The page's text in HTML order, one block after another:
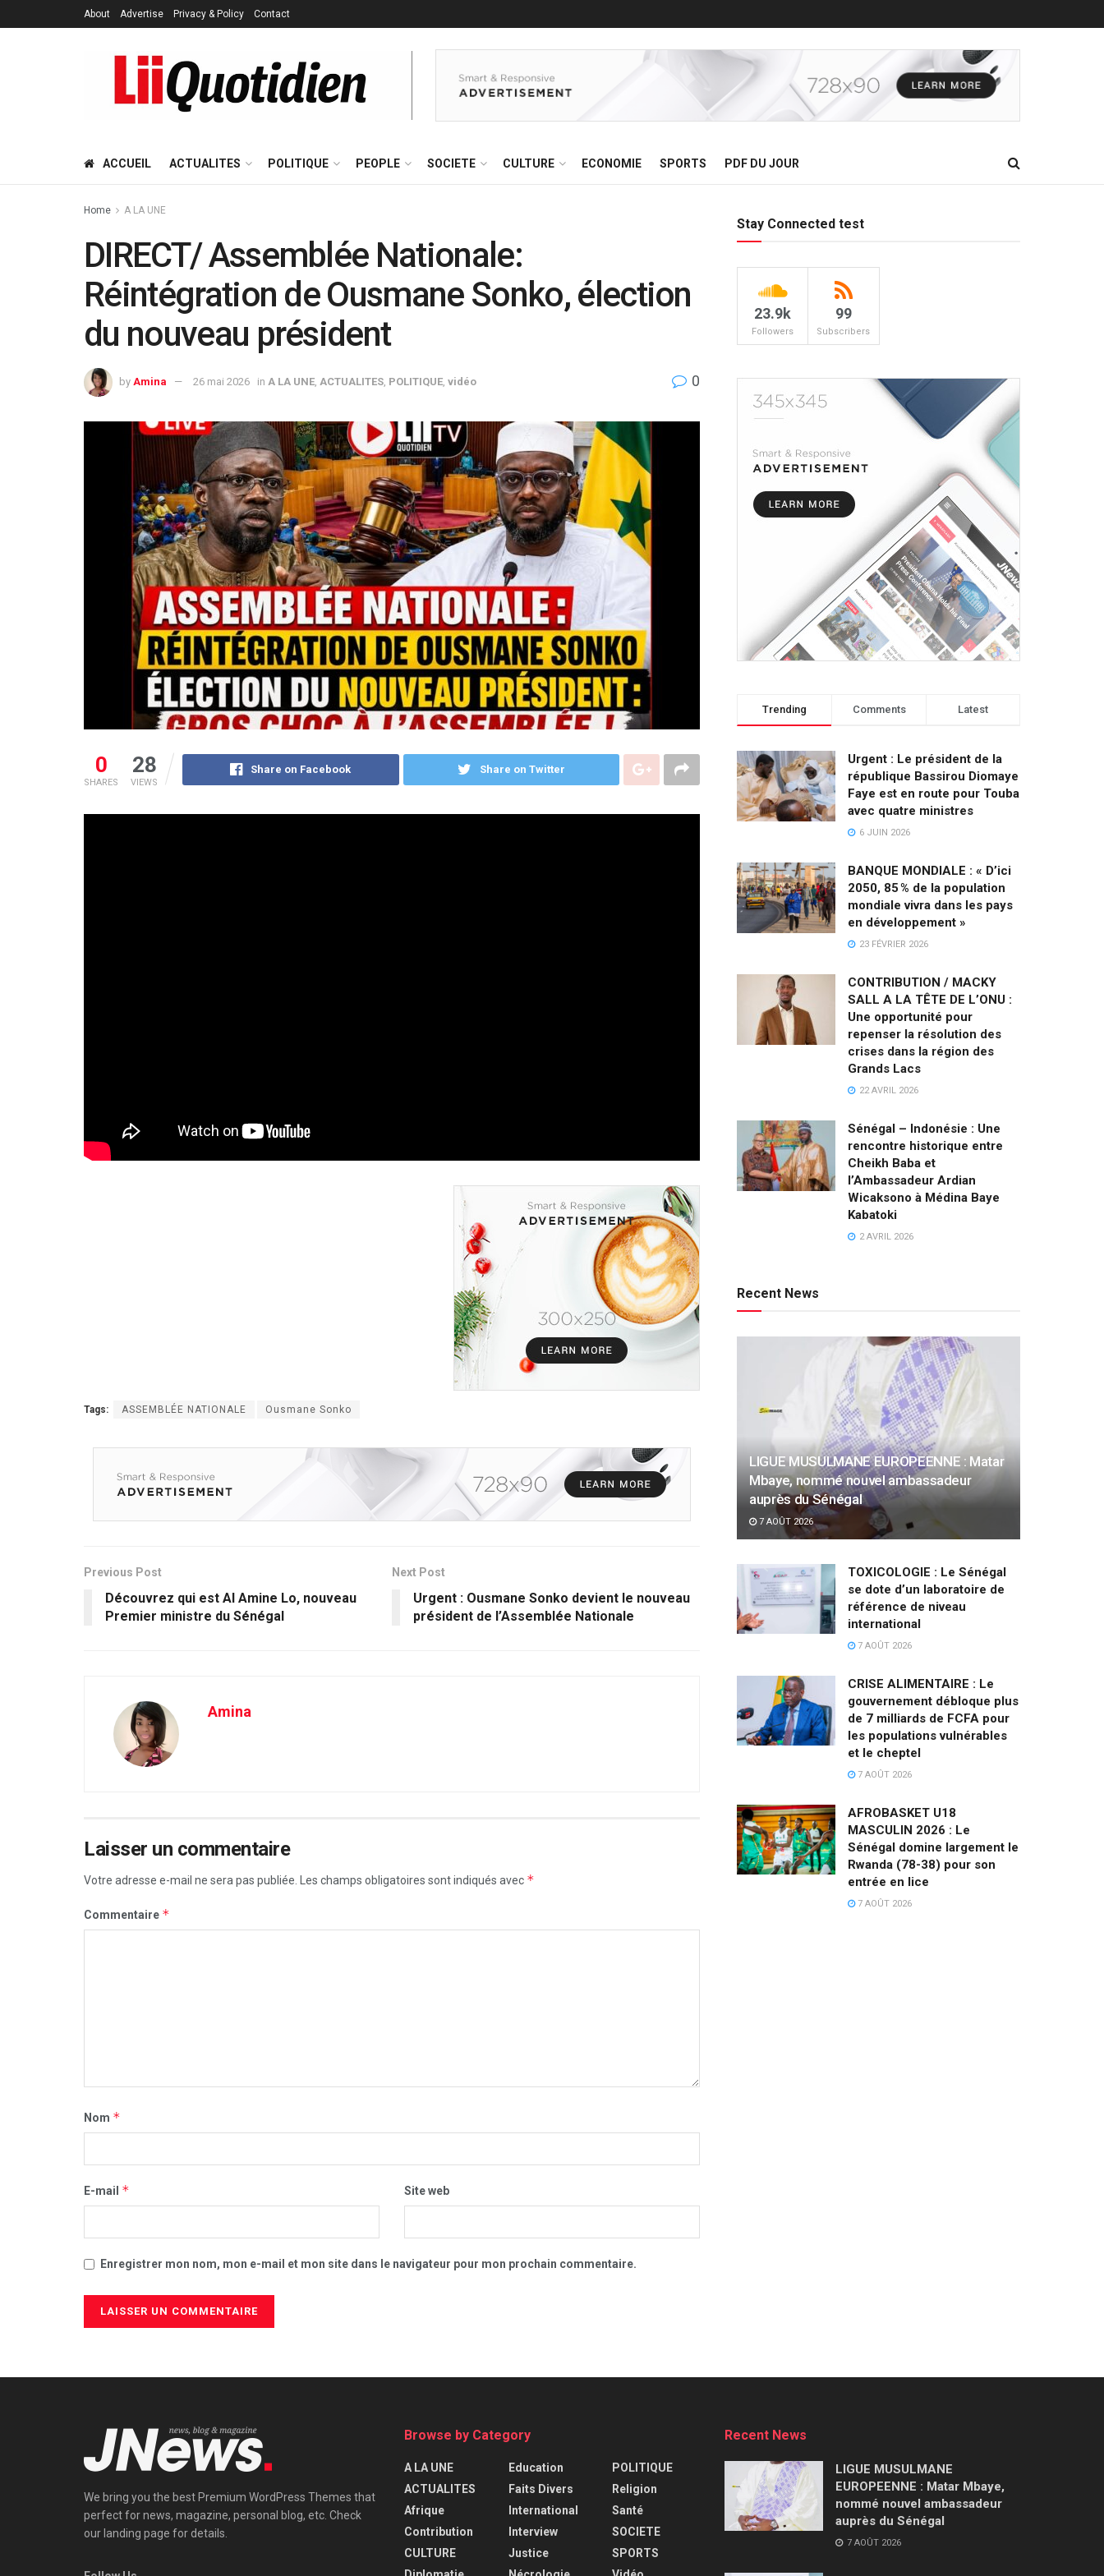
About Advertise Privacy & Policy Contact
ACCUEIL ACTUALITES POLITIQUE PEOPLE SOCIETE CULTURE ECONOMIE SPORTS PDF DU JOUR
Home A LA UNE
DIRECT/ Assemblée Nationale:
Réintégration de Ousmane Sonko, élection
du nouveau président
by Amina 26 mai 2026 in A LA UNE ACTUALITES POLITIQUE vidéo 0
0
SHARES
28
VIEWS
Share on Facebook Share on Twitter
Tags: ASSEMBLÉE NATIONALE Ousmane Sonko
Previous Post
Découvrez qui est Al Amine Lo, nouveau
Premier ministre du Sénégal
Next Post
Urgent : Ousmane Sonko devient le nouveau
président de l’Assemblée Nationale
Amina
Laisser un commentaire
Votre adresse e-mail ne sera pas publiée. Les champs obligatoires sont indiqués avec *
Commentaire *
Nom *
E-mail * Site web
Enregistrer mon nom, mon e-mail et mon site dans le navigateur pour mon prochain commentaire.
Stay Connected test
23.9k
Followers
99
Subscribers
Trending Comments Latest
Urgent : Le président de la
république Bassirou Diomaye
Faye est en route pour Touba
avec quatre ministres
6 JUIN 2026
BANQUE MONDIALE : « D’ici
2050, 85 % de la population
mondiale vivra dans les pays
en développement »
23 FÉVRIER 2026
CONTRIBUTION / MACKY
SALL A LA TÊTE DE L’ONU :
Une opportunité pour
repenser la résolution des
crises dans la région des
Grands Lacs
22 AVRIL 2026
Sénégal – Indonésie : Une
rencontre historique entre
Cheikh Baba et
l’Ambassadeur Ardian
Wicaksono à Médina Baye
Kabatoki
2 AVRIL 2026
Recent News
LIGUE MUSULMANE EUROPEENNE : Matar
Mbaye, nommé nouvel ambassadeur
auprès du Sénégal
7 AOÛT 2026
TOXICOLOGIE : Le Sénégal
se dote d’un laboratoire de
référence de niveau
international
7 AOÛT 2026
CRISE ALIMENTAIRE : Le
gouvernement débloque plus
de 7 milliards de FCFA pour
les populations vulnérables
et le cheptel
7 AOÛT 2026
AFROBASKET U18
MASCULIN 2026 : Le
Sénégal domine largement le
Rwanda (78-38) pour son
entrée en lice
7 AOÛT 2026
We bring you the best Premium WordPress Themes that
perfect for news, magazine, personal blog, etc. Check
our landing page for details.
Browse by Category
A LA UNE
ACTUALITES
Afrique
Contribution
CULTURE
Education
Faits Divers
International
Interview
Justice
POLITIQUE
Religion
Santé
SOCIETE
SPORTS
Recent News
LIGUE MUSULMANE
EUROPEENNE : Matar Mbaye,
nommé nouvel ambassadeur
auprès du Sénégal
7 AOÛT 2026